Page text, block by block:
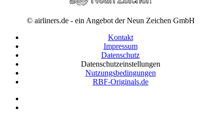
© airliners.de - ein Angebot der Neun Zeichen GmbH
Kontakt
Impressum
Datenschutz
Datenschutzeinstellungen
Nutzungsbedingungen
RBF-Originals.de